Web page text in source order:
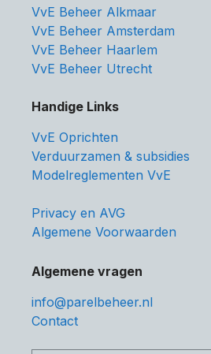
VvE Beheer Alkmaar
VvE Beheer Amsterdam
VvE Beheer Haarlem
VvE Beheer Utrecht
Handige Links
VvE Oprichten
Verduurzamen & subsidies
Modelreglementen VvE
Privacy en AVG
Algemene Voorwaarden
Algemene vragen
info@parelbeheer.nl
Contact